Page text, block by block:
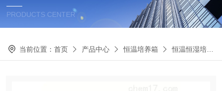
PRODUCTS CENTER
当前位置： 首页 产品中心 恒温培养箱 恒温恒湿培养箱